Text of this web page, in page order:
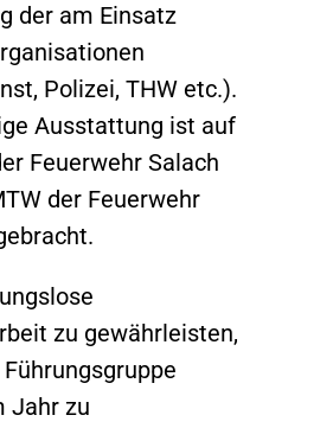
der am Einsatz
Polizei, THW etc.).
Ausstattung ist auf
Feuerwehr Salach
der Feuerwehr
zu gewährleisten,
Jahr zu